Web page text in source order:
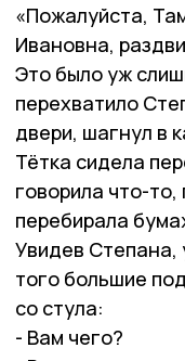
«Пожалуйста,
Ивановна,
Это было уж
перехватило
двери, шагнул в
Тётка сидела
говорила что-
перебирала
Увидев Степана,
того большие
со стула:
- Вам чего?